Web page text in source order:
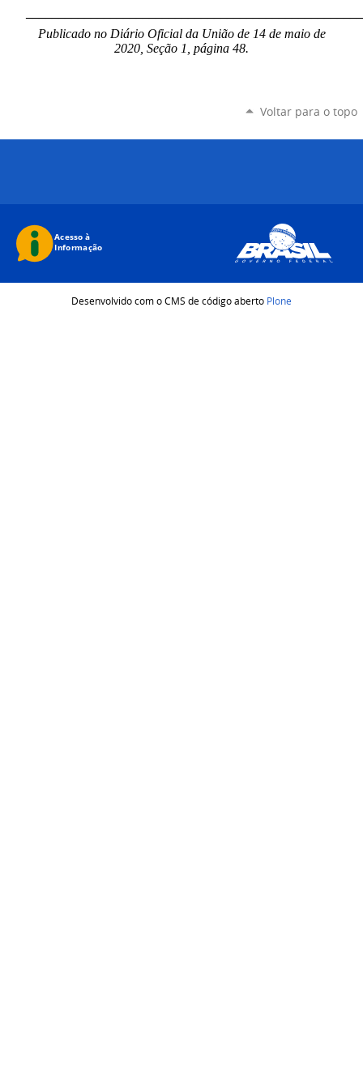
Publicado no Diário Oficial da União de 14 de maio de
2020, Seção 1, página 48.
Voltar para o topo
Desenvolvido com o CMS de código aberto Plone